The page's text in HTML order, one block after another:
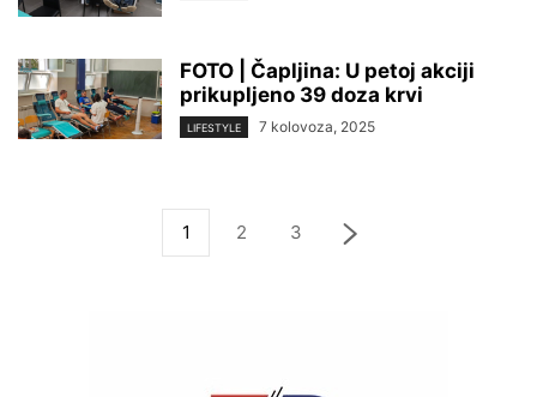
FOTO | Čapljina: U petoj akciji
prikupljeno 39 doza krvi
LIFESTYLE 7 kolovoza, 2025
1 2 3